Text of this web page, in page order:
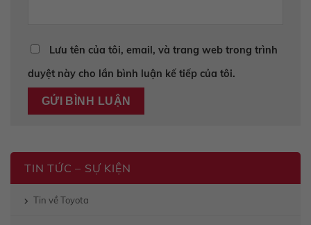
TIN TỨC – SỰ KIỆN
Tin về Toyota
Lưu tên của tôi, email, và trang web trong trình
duyệt này cho lần bình luận kế tiếp của tôi.